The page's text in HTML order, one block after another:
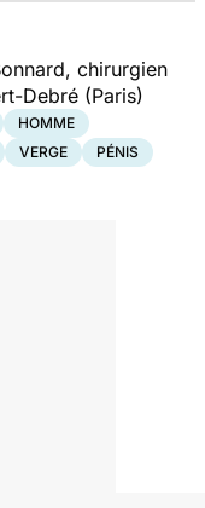
chirurgien
Debré (Paris)
HOMME
VERGE
PÉNIS